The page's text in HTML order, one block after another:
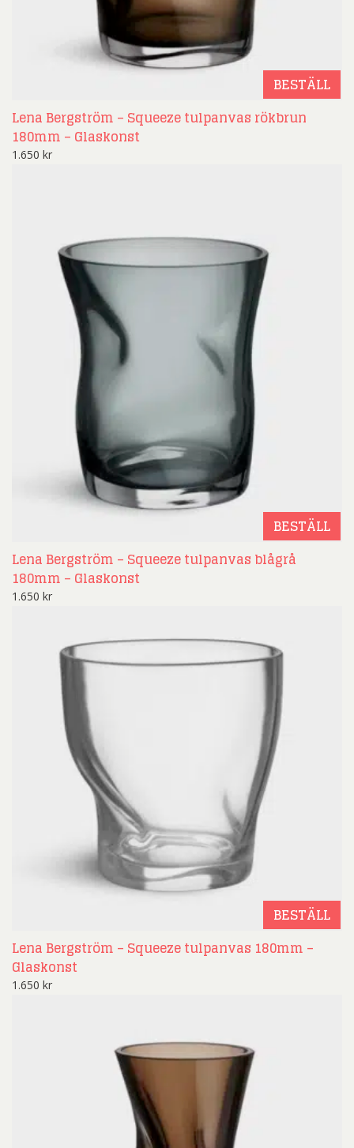
BESTÄLL
Lena Bergström – Squeeze tulpanvas rökbrun
180mm – Glaskonst
1.650 kr
BESTÄLL
Lena Bergström – Squeeze tulpanvas blågrå
180mm – Glaskonst
1.650 kr
BESTÄLL
Lena Bergström – Squeeze tulpanvas 180mm –
Glaskonst
1.650 kr